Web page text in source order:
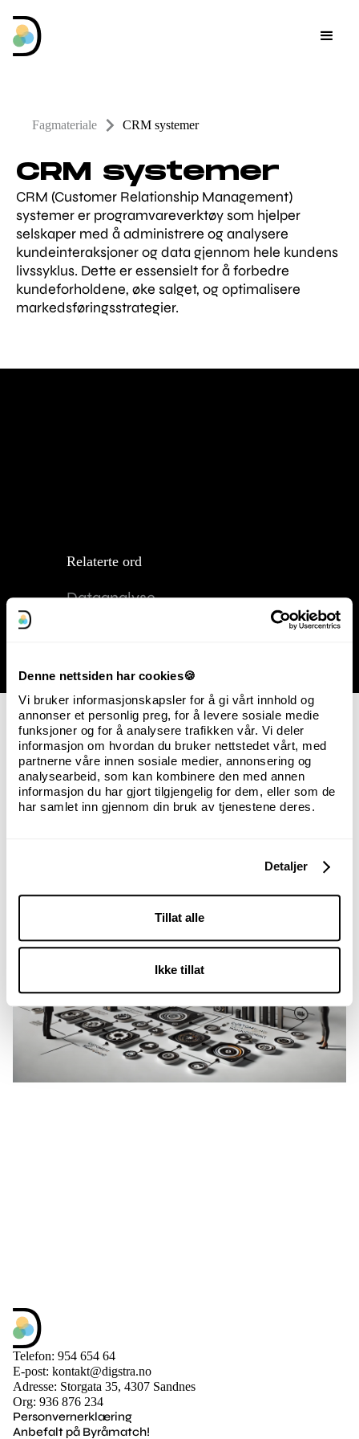
Denne nettsiden har cookies🍪
Vi bruker informasjonskapsler for å gi vårt innhold og
annonser et personlig preg, for å levere sosiale medie
funksjoner og for å analysere trafikken vår. Vi deler
informasjon om hvordan du bruker nettstedet vårt, med
partnerne våre innen sosiale medier, annonsering og
analysearbeid, som kan kombinere den med annen
informasjon du har gjort tilgjengelig for dem, eller som de
har samlet inn gjennom din bruk av tjenestene deres.
Detaljer
Tillat alle
Ikke tillat
Fagmateriale CRM systemer
CRM systemer
CRM (Customer Relationship Management)
systemer er programvareverktøy som hjelper
selskaper med å administrere og analysere
kundeinteraksjoner og data gjennom hele kundens
livssyklus. Dette er essensielt for å forbedre
kundeforholdene, øke salget, og optimalisere
markedsføringsstrategier.
Relaterte ord
Dataanalyse
Telefon: 954 654 64
E-post: kontakt@digstra.no
Adresse: Storgata 35, 4307 Sandnes
Org: 936 876 234
Personvernerklæring
Anbefalt på Byråmatch!